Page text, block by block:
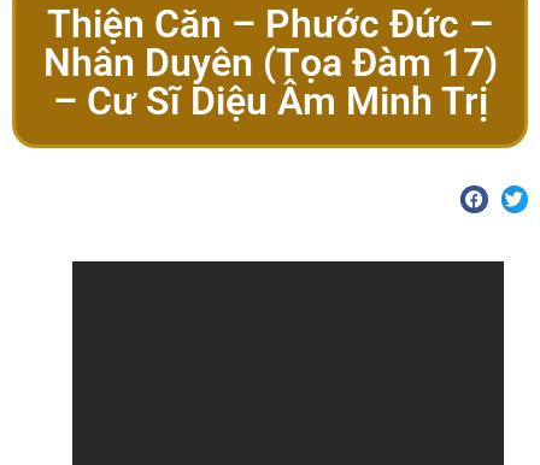
Thiện Căn – Phước Đức –
Nhân Duyên (Tọa Đàm 17)
– Cư Sĩ Diệu Âm Minh Trị